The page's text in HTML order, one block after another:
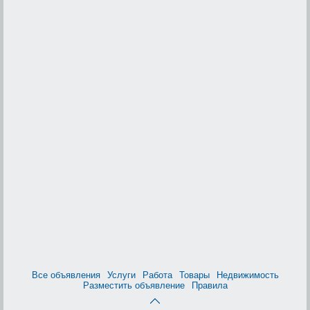
Все объявления Услуги Работа Товары
Недвижимость
Разместить объявление
Правила